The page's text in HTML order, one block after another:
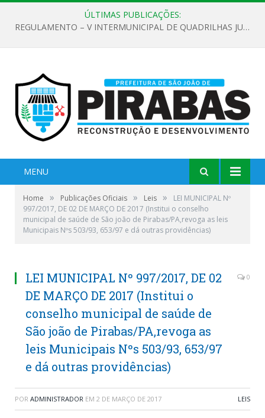
ÚLTIMAS PUBLICAÇÕES:
REGULAMENTO – V INTERMUNICIPAL DE QUADRILHAS JUNINAS 2026
MENU
Home » Publicações Oficiais » Leis »
LEI MUNICIPAL Nº
997/2017, DE 02 DE MARÇO DE 2017 (Institui o conselho
municipal de saúde de São joão de Pirabas/PA,revoga as leis
Municipais Nºs 503/93, 653/97 e dá outras providências)
LEI MUNICIPAL Nº 997/2017, DE 02
DE MARÇO DE 2017 (Institui o
conselho municipal de saúde de
São joão de Pirabas/PA,revoga as
leis Municipais Nºs 503/93, 653/97
e dá outras providências)
0
POR ADMINISTRADOR EM 2 DE MARÇO DE 2017 LEIS